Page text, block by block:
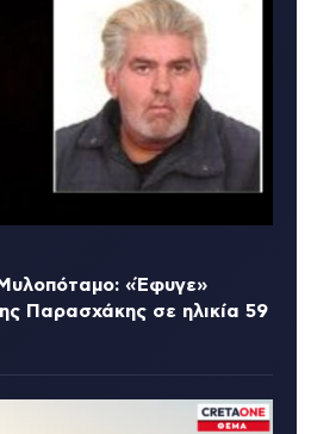
«Έφυγε»
Παρασχάκης σε ηλικία 59